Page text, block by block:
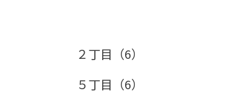
２丁目（6）
５丁目（6）